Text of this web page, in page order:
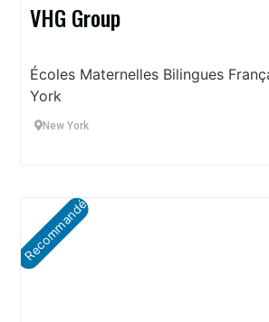
VHG Group
Écoles Maternelles Bilingues
York
New York
Recommandé